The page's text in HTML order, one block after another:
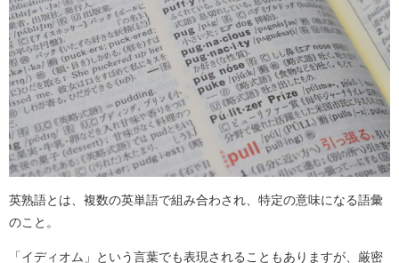
英熟語とは、複数の英単語で組み合わされ、特定の意味になる語彙
のこと。
「イディオム」という言葉でも表現されることもありますが、厳密